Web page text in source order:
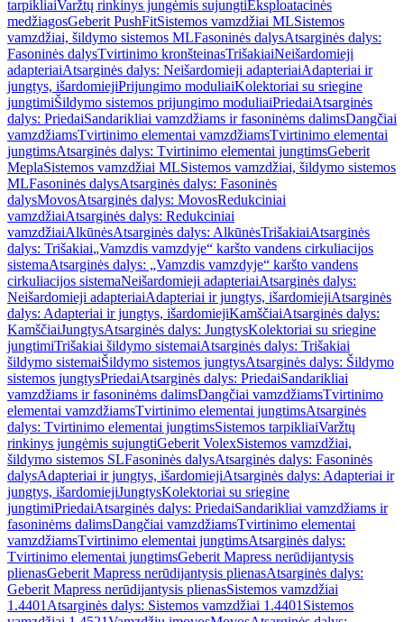
tarpikliaiVaržtų rinkinys jungėmis sujungtiEksploatacinės
medžiagosGeberit PushFitSistemos vamzdžiai MLSistemos
vamzdžiai, šildymo sistemos MLFasoninės dalysAtsarginės dalys:
Fasoninės dalysTvirtinimo kronšteinasTrišakiaiNeišardomieji
adapteriaiAtsarginės dalys: Neišardomieji adapteriaiAdapteriai ir
jungtys, išardomiejiPrijungimo moduliaiKolektoriai su sriegine
jungtimiŠildymo sistemos prijungimo moduliaiPriedaiAtsarginės
dalys: PriedaiSandarikliai vamzdžiams ir fasoninėms dalimsDangčiai
vamzdžiamsTvirtinimo elementai vamzdžiamsTvirtinimo elementai
jungtimsAtsarginės dalys: Tvirtinimo elementai jungtimsGeberit
MeplaSistemos vamzdžiai MLSistemos vamzdžiai, šildymo sistemos
MLFasoninės dalysAtsarginės dalys: Fasoninės
dalysMovosAtsarginės dalys: MovosRedukciniai
vamzdžiaiAtsarginės dalys: Redukciniai
vamzdžiaiAlkūnėsAtsarginės dalys: AlkūnėsTrišakiaiAtsarginės
dalys: Trišakiai„Vamzdis vamzdyje“ karšto vandens cirkuliacijos
sistemaAtsarginės dalys: „Vamzdis vamzdyje“ karšto vandens
cirkuliacijos sistemaNeišardomieji adapteriaiAtsarginės dalys:
Neišardomieji adapteriaiAdapteriai ir jungtys, išardomiejiAtsarginės
dalys: Adapteriai ir jungtys, išardomiejiKamščiaiAtsarginės dalys:
KamščiaiJungtysAtsarginės dalys: JungtysKolektoriai su sriegine
jungtimiTrišakiai šildymo sistemaiAtsarginės dalys: Trišakiai
šildymo sistemaiŠildymo sistemos jungtysAtsarginės dalys: Šildymo
sistemos jungtysPriedaiAtsarginės dalys: PriedaiSandarikliai
vamzdžiams ir fasoninėms dalimsDangčiai vamzdžiamsTvirtinimo
elementai vamzdžiamsTvirtinimo elementai jungtimsAtsarginės
dalys: Tvirtinimo elementai jungtimsSistemos tarpikliaiVaržtų
rinkinys jungėmis sujungtiGeberit VolexSistemos vamzdžiai,
šildymo sistemos SLFasoninės dalysAtsarginės dalys: Fasoninės
dalysAdapteriai ir jungtys, išardomiejiAtsarginės dalys: Adapteriai ir
jungtys, išardomiejiJungtysKolektoriai su sriegine
jungtimiPriedaiAtsarginės dalys: PriedaiSandarikliai vamzdžiams ir
fasoninėms dalimsDangčiai vamzdžiamsTvirtinimo elementai
vamzdžiamsTvirtinimo elementai jungtimsAtsarginės dalys:
Tvirtinimo elementai jungtimsGeberit Mapress nerūdijantysis
plienasGeberit Mapress nerūdijantysis plienasAtsarginės dalys:
Geberit Mapress nerūdijantysis plienasSistemos vamzdžiai
1.4401 Atsarginės dalys: Sistemos vamzdžiai 1.4401 Sistemos